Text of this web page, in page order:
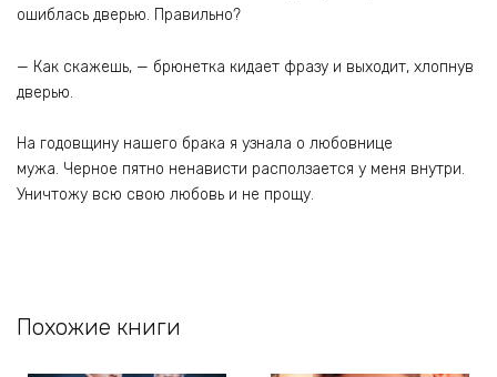
ошиблась дверью. Правильно?
— Как скажешь, — брюнетка кидает фразу и выходит, хлопнув
дверью.
На годовщину нашего брака я узнала о любовнице
мужа. Черное пятно ненависти расползается у меня внутри.
Уничтожу всю свою любовь и не прощу.
Похожие книги